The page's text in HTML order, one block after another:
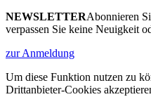
NEWSLETTERAbonnieren
verpassen Sie keine Neuigkeit
zur Anmeldung
Um diese Funktion nutzen zu
Drittanbieter-Cookies